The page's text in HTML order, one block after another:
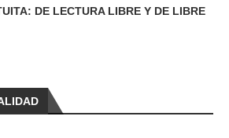
DE LECTURA LIBRE Y DE LIBRE